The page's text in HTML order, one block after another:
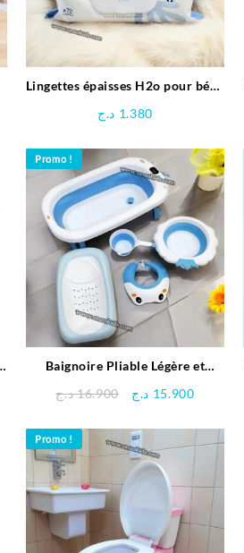
Lingettes épaisses H2o pour bébé
1.380 د.ج
Promo !
Baignoire Pliable Légère et
16.900 د.ج
Le
initial
était :
15.900 د.ج
Le
actuel
est :
Promo !